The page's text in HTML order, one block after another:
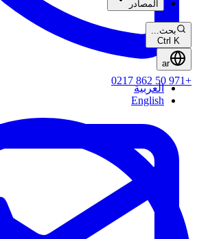
+971 50 862 0217
المصادر
بحث...
Ctrl K
ar
العربية
English